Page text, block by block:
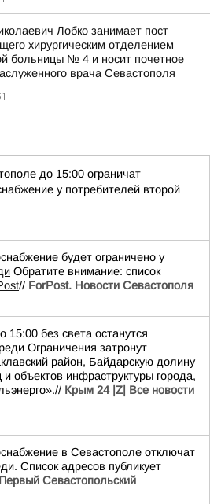
Лобко занимает пост
хирургическим отделением
больницы № 4 и носит почетное
врача Севастополя
до 15:00 ограничат
у потребителей второй
будет ограничено у
Обратите внимание: список
// ForPost. Новости Севастополя
без света останутся
Ограничения затронут
район, Байдарскую долину
объектов инфраструктуры города,
Крым 24 |Z| Все новости
в Севастополе отключат
Список адресов публикует
Первый Севастопольский